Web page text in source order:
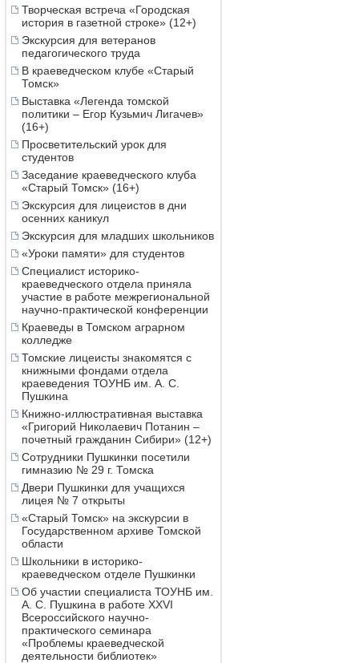
Творческая встреча «Городская
история в газетной строке» (12+)
Экскурсия для ветеранов
педагогического труда
В краеведческом клубе «Старый
Томск»
Выставка «Легенда томской
политики – Егор Кузьмич Лигачев»
(16+)
Просветительский урок для
студентов
Заседание краеведческого клуба
«Старый Томск» (16+)
Экскурсия для лицеистов в дни
осенних каникул
Экскурсия для младших школьников
«Уроки памяти» для студентов
Специалист историко-
краеведческого отдела приняла
участие в работе межрегиональной
научно-практической конференции
Краеведы в Томском аграрном
колледже
Томские лицеисты знакомятся с
книжными фондами отдела
краеведения ТОУНБ им. А. С.
Пушкина
Книжно-иллюстративная выставка
«Григорий Николаевич Потанин –
почетный гражданин Сибири» (12+)
Сотрудники Пушкинки посетили
гимназию № 29 г. Томска
Двери Пушкинки для учащихся
лицея № 7 открыты
«Старый Томск» на экскурсии в
Государственном архиве Томской
области
Школьники в историко-
краеведческом отделе Пушкинки
Об участии специалиста ТОУНБ им.
А. С. Пушкина в работе XXVI
Всероссийского научно-
практического семинара
«Проблемы краеведческой
деятельности библиотек»